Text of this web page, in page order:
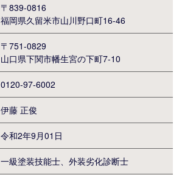
〒839-0816
福岡県久留米市山川野口町16-46
〒751-0829
山口県下関市幡生宮の下町7-10
0120-97-6002
伊藤 正俊
令和2年9月01日
一級塗装技能士、外装劣化診断士